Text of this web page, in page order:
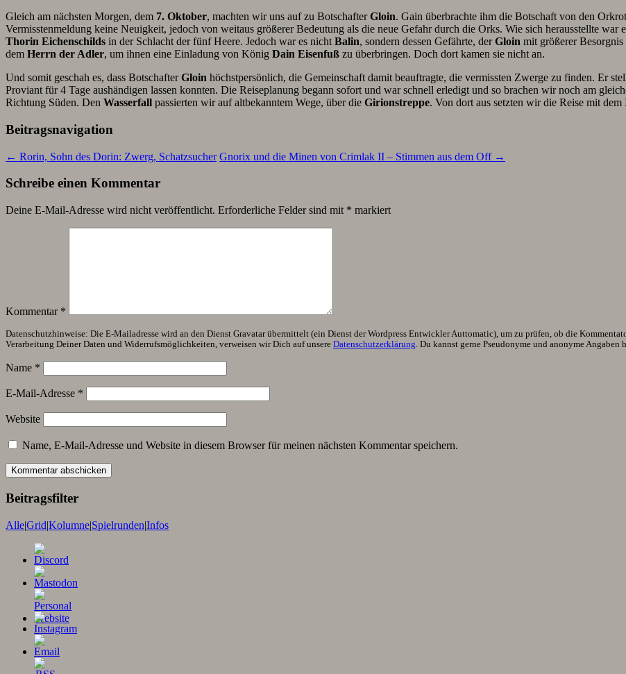
Gleich am nächsten Morgen, dem 7. Oktober, machten wir uns auf zu BotschafterGloin. Gain überbrachte ihm die Botschaft von den
Vermisstenmeldung keine Neuigkeit, jedoch von weitaus größerer Bedeutung als die neue Gefahr durch die Orks. Wie sich herausstellte war
Thorin Eichenschilds in der Schlacht der fünf Heere. Jedoch war es nicht Balin, sondern dessen Gefährte, derGloin mit größerer Besorgnis
dem Herrn der Adler, um ihnen eine Einladung von König Dain Eisenfuß zu überbringen. Doch dort kamen sie nicht an.
Und somit geschah es, dass BotschafterGloin höchstpersönlich, die Gemeinschaft damit beauftragte, die vermissten Zwerge zu finden. Er
Proviant für 4 Tage aushändigen lassen konnten. Die Reiseplanung begann sofort und war schnell erledigt und so brachen wir noch am
Richtung Süden. Den Wasserfall passierten wir auf altbekanntem Wege, über die Girionstreppe. Von dort aus setzten wir die Reise mit
Beitragsnavigation
← Rorin, Sohn des Dorin: Zwerg, Schatzsucher Gnorix und die Minen von Crimlak II – Stimmen aus dem Off →
Schreibe einen Kommentar
Deine E-Mail-Adresse wird nicht veröffentlicht. Erforderliche Felder sind mit * markiert
Kommentar *
Datenschutzhinweise: Die E-Mailadresse wird an den Dienst Gravatar übermittelt (ein Dienst der Wordpress Entwickler Auttomatic), um zu prüfen, ob die
Verarbeitung Deiner Daten und Widerrufsmöglichkeiten, verweisen wir Dich auf unsere Datenschutzerklärung. Du kannst gerne Pseudonyme und anonyme Angaben
Name *
E-Mail-Adresse *
Website
Name, E-Mail-Adresse und Website in diesem Browser für meinen nächsten Kommentar speichern.
Beitragsfilter
Alle|Grid|Kolumne|Spielrunden|Infos